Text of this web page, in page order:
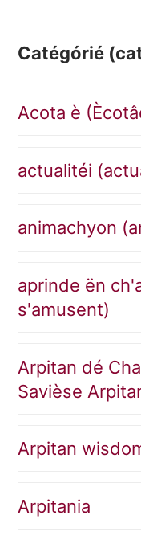
Catégórié
Acota è
actualitéi
animachyon
aprinde ën
s'amusent)
Arpitan dé
Savièse
Arpitan
Arpitania